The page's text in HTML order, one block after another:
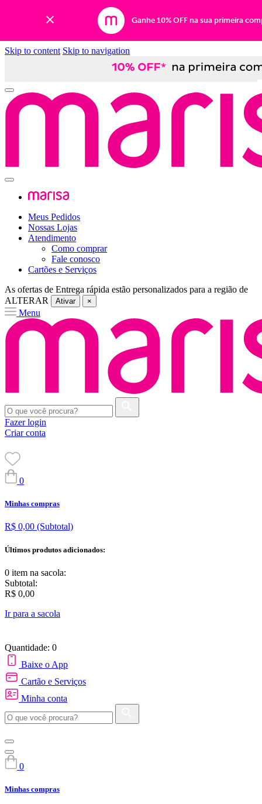
Ganhe 10% OFF na sua primeira
Skip to content Skip to navigation
Meus Pedidos
Nossas Lojas
Atendimento
Como comprar
Fale conosco
Cartões e Serviços
As ofertas de Entrega rápida estão personalizados para a região de
ALTERAR
Ativar ×
Menu
Fazer login
Criar conta
0
Minhas compras
R$ 0,00 (Subtotal)
Últimos produtos adicionados:
0 item na sacola:
Subtotal:
R$ 0,00
Ir para a sacola
Quantidade: 0
Baixe o App
Cartão e Serviços
Minha conta
0
Minhas compras